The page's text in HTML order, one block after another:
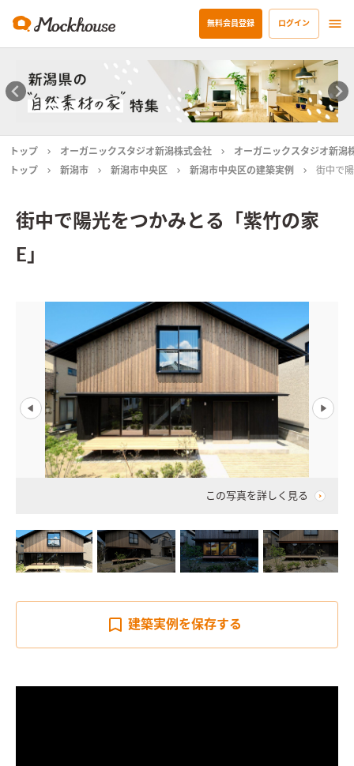
無料会員登録 ログイン
トップ オーガニックスタジオ新潟株式会社
オーガニックスタジオ新潟
トップ
新潟市 新潟市中央区 新潟市中央区の建築実例 街中で
街中で陽光をつかみとる「紫竹の家
E」
この写真を詳しく見る
建築実例を保存する